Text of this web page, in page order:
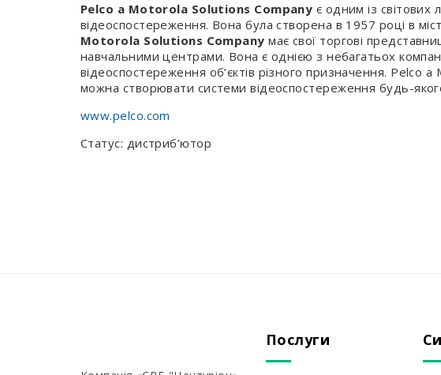
Pelco a Motorola Solutions Company є одним із світових
відеоспостереження. Вона була створена в 1957 році в
Motorola Solutions Company має свої торгові
навчальними центрами. Вона є однією з небагатьох
відеоспостереження об’єктів різного призначення. Pelco
можна створювати системи відеоспостереження будь-
www.pelco.com
Статус: дистриб’ютор
Послуги